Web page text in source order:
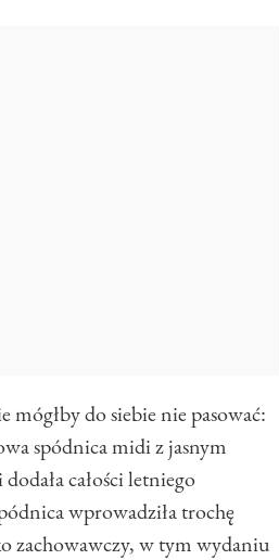
do siebie nie pasować:
spódnica midi z jasnym
całości letniego
wprowadziła trochę
zachowawczy, w tym wydaniu